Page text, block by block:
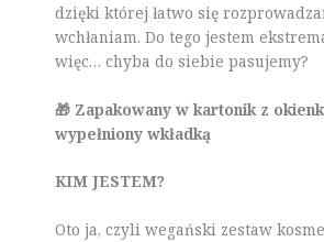
dzięki której łatwo się
wchłaniam. Do tego jestem
więc… chyba do siebie pasujemy?
🎁 Zapakowany w kartonik z
wypełniony wkładką
KIM JESTEM?
Oto ja, czyli wegański zestaw